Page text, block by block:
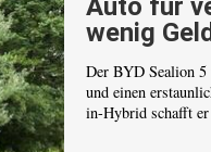
Auto für
wenig Geld
Der BYD Sealion
und einen
in-Hybrid schafft